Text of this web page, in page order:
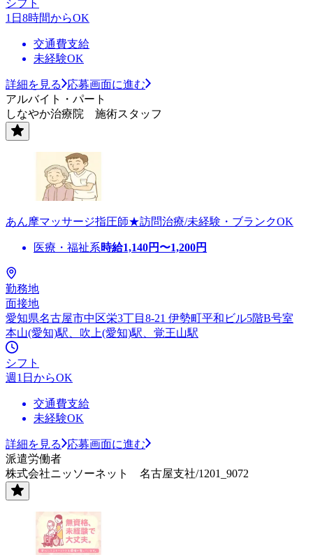
シフト
1日8時間からOK
交通費支給
未経験OK
詳細を見る
応募画面に進む
アルバイト・パート
しなやか治療院 施術スタッフ
あん摩マッサージ指圧師★訪問治療/未経験・ブランクOK
医療・福祉系時給1,140円〜1,200円
勤務地
面接地
愛知県名古屋市中区栄3丁目8-21 伊勢町平和ビル5階B号室
本山(愛知)駅、吹上(愛知)駅、覚王山駅
シフト
週1日からOK
交通費支給
未経験OK
詳細を見る
応募画面に進む
派遣労働者
株式会社ニッソーネット 名古屋支社/1201_9072